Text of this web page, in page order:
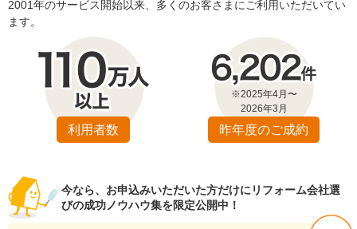
2001年のサービス開始以来、多くのお客さまにご利用いただいてい
ます。
利用者数
※2025年4月〜
2026年3月
昨年度のご成約
今なら、お申込みいただいた方だけにリフォーム会社選
びの成功ノウハウ集を限定公開中！